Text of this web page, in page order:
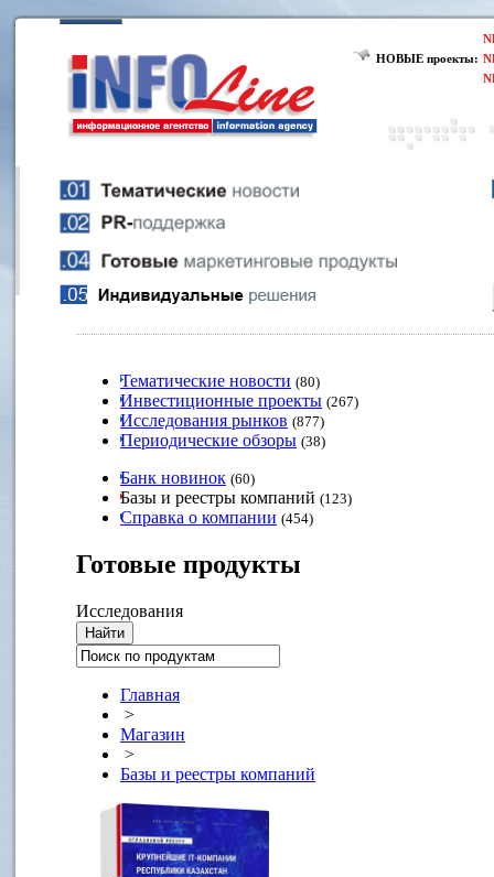
НОВЫЕ проекты:
Тематические новости (80)
Инвестиционные проекты (267)
Исследования рынков (877)
Периодические обзоры (38)
Банк новинок (60)
Базы и реестры компаний (123)
Справка о компании (454)
Готовые продукты
Исследования
Главная
>
Магазин
>
Базы и реестры компаний